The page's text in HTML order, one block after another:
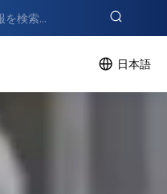
日本語